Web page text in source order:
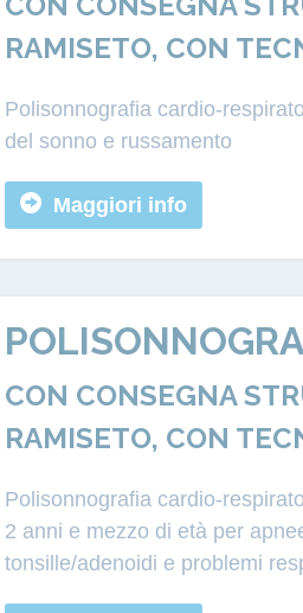
RAMISETO, CON
Polisonnografia cardio-
del sonno e russamento
Maggiori info
CON CONSEGNA
RAMISETO, CON
Polisonnografia cardio-
2 anni e mezzo di età per
tonsille/adenoidi e problemi